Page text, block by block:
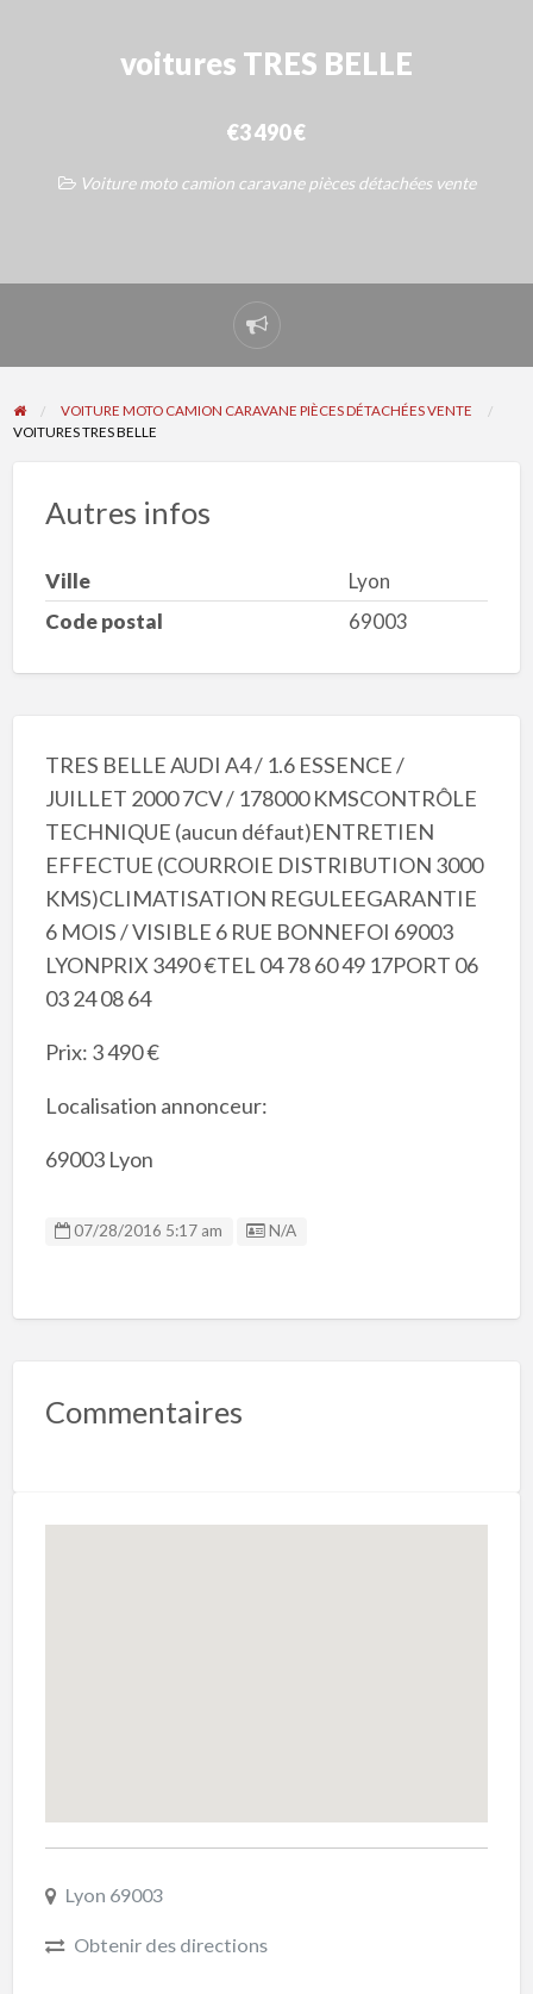
voitures TRES BELLE
€3 490 €
Voiture moto camion caravane pièces détachées vente
Signaler
un
problème
VOITURE MOTO CAMION CARAVANE PIÈCES DÉTACHÉES VENTE
VOITURES TRES BELLE
Autres infos
Ville
Lyon
Code postal
69003
TRES BELLE AUDI A4 / 1.6 ESSENCE /
JUILLET 2000 7CV / 178000 KMSCONTRÔLE
TECHNIQUE (aucun défaut)ENTRETIEN
EFFECTUE (COURROIE DISTRIBUTION 3000
KMS)CLIMATISATION REGULEEGARANTIE
6 MOIS / VISIBLE 6 RUE BONNEFOI 69003
LYONPRIX 3490 €TEL 04 78 60 49 17PORT 06
03 24 08 64
Prix: 3 490 €
Localisation annonceur:
69003 Lyon
07/28/2016 5:17 am Listing ID
N/A
Commentaires
Lyon 69003
Obtenir des directions